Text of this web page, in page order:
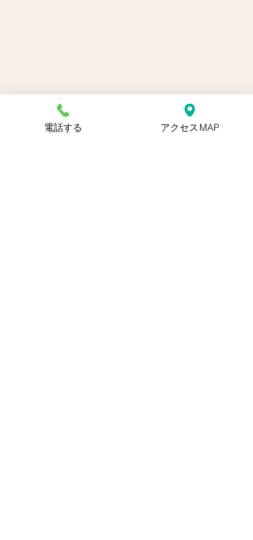
電話する アクセスMAP